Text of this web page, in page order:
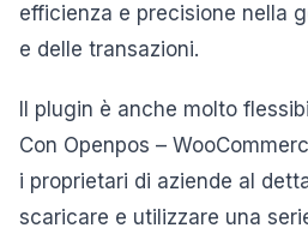
efficienza e precisione nella
e delle transazioni.
Il plugin è anche molto
Con Openpos –
i proprietari di aziende al
scaricare e utilizzare una